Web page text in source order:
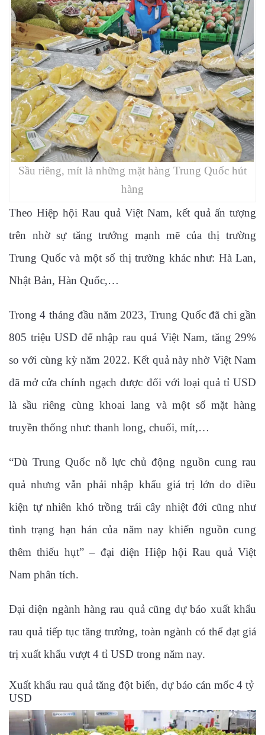
Sầu riêng, mít là những mặt hàng Trung Quốc hút
hàng
Theo Hiệp hội Rau quả Việt Nam, kết quả ấn tượng
trên nhờ sự tăng trưởng mạnh mẽ của thị trường
Trung Quốc và một số thị trường khác như: Hà Lan,
Nhật Bản, Hàn Quốc,…
Trong 4 tháng đầu năm 2023, Trung Quốc đã chi gần
805 triệu USD để nhập rau quả Việt Nam, tăng 29%
so với cùng kỳ năm 2022. Kết quả này nhờ Việt Nam
đã mở cửa chính ngạch được đối với loại quả tỉ USD
là sầu riêng cùng khoai lang và một số mặt hàng
truyền thống như: thanh long, chuối, mít,…
“Dù Trung Quốc nỗ lực chủ động nguồn cung rau
quả nhưng vẫn phải nhập khẩu giá trị lớn do điều
kiện tự nhiên khó trồng trái cây nhiệt đới cũng như
tình trạng hạn hán của năm nay khiến nguồn cung
thêm thiếu hụt” – đại diện Hiệp hội Rau quả Việt
Nam phân tích.
Đại diện ngành hàng rau quả cũng dự báo xuất khẩu
rau quả tiếp tục tăng trưởng, toàn ngành có thể đạt giá
trị xuất khẩu vượt 4 tỉ USD trong năm nay.
Xuất khẩu rau quả tăng đột biến, dự báo cán mốc 4 tỷ
USD